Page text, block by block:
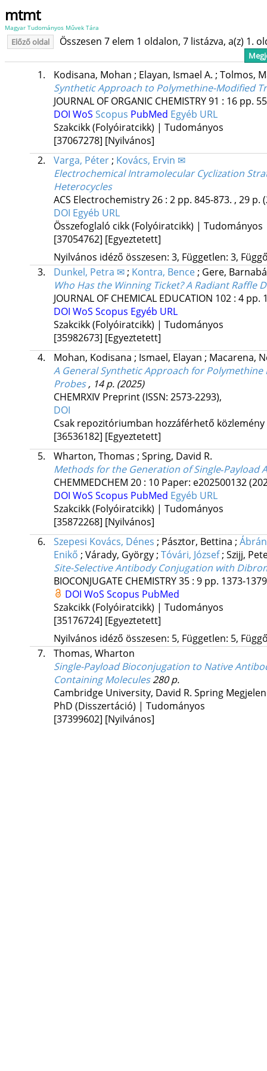
mtmt
Magyar Tudományos Művek Tára
Előző oldal Összesen 7 elem 1 oldalon, 7 listázva, a(z) 1.
1. Kodisana, Mohan ; Elayan, Ismael A. ; Tolmos,
Synthetic Approach to Polymethine-Modified
JOURNAL OF ORGANIC CHEMISTRY91 : 16 pp.
DOI WoS Scopus PubMed Egyéb URL
Szakcikk (Folyóiratcikk) | Tudományos
[37067278] [Nyilvános]
2.
Varga, Péter; Kovács, Ervin ✉
Electrochemical Intramolecular Cyclization
Heterocycles
ACS Electrochemistry26: 2 pp. 845-873. , 29 p.
DOI Egyéb URL
Összefoglaló cikk (Folyóiratcikk) | Tudományos
[37054762] [Egyeztetett]
Nyilvános idéző összesen: 3, Független: 3,
3.
Dunkel, Petra ✉; Kontra, Bence; Gere,
Who Has the Winning Ticket? A Radiant Raffle
JOURNAL OF CHEMICAL EDUCATION 102: 4 pp.
DOI WoS Scopus Egyéb URL
Szakcikk (Folyóiratcikk) | Tudományos
[35982673] [Egyeztetett]
4.
Mohan, Kodisana ; Ismael, Elayan ; Macarena,
A General Synthetic Approach for
Probes, 14 p. (2025)
CHEMRXIV Preprint (ISSN: 2573-2293),
DOI
Csak repozitóriumban hozzáférhető
[36536182] [Egyeztetett]
5.
Wharton, Thomas ; Spring, David R.
Methods for the Generation of Single‐Payload
CHEMMEDCHEM 20: 10 Paper: e202500132
DOI WoS Scopus PubMed Egyéb URL
Szakcikk (Folyóiratcikk) | Tudományos
[35872268] [Nyilvános]
6.
Szepesi Kovács, Dénes ; Pásztor, Bettina ;
Enikő ; Várady, György; Tóvári, József; Szijj,
Site-Selective Antibody Conjugation with
BIOCONJUGATE CHEMISTRY35: 9 pp. 1373-
DOI WoS Scopus PubMed
Szakcikk (Folyóiratcikk) | Tudományos
[35176724] [Egyeztetett]
Nyilvános idéző összesen: 5, Független: 5,
7.
Thomas, Wharton
Single-Payload Bioconjugation to Native
Containing Molecules280 p.
Cambridge University, David R. Spring
PhD (Disszertáció) | Tudományos
[37399602] [Nyilvános]